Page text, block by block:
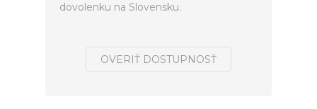
dovolenku na Slovensku.
OVERIŤ DOSTUPNOSŤ